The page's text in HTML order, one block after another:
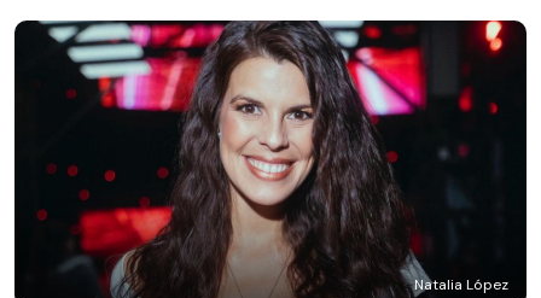
Natalia López